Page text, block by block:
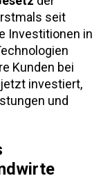
seit
Investitionen in
Kunden bei
investiert,
und